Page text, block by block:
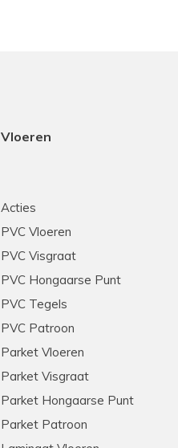
Vloeren
Acties
PVC Vloeren
PVC Visgraat
PVC Hongaarse Punt
PVC Tegels
PVC Patroon
Parket Vloeren
Parket Visgraat
Parket Hongaarse Punt
Parket Patroon